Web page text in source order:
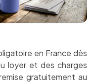
en France dès
loyer et des charges
gratuitement au